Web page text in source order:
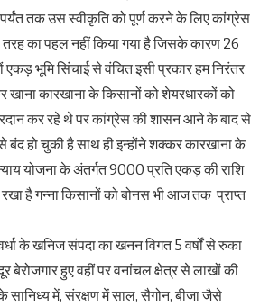
तक उस स्वीकृति को पूर्ण करने के लिए कांग्रेस
तरह का पहल नहीं किया गया है जिसके कारण 26
भूमि सिंचाई से वंचित इसी प्रकार हम निरंतर
खाना कारखाना के किसानों को शेयरधारकों को
कर रहे थे पर कांग्रेस की शासन आने के बाद से
बंद हो चुकी है साथ ही इन्होंने शक्कर कारखाना के
योजना के अंतर्गत 9000 प्रति एकड़ की राशि
है गन्ना किसानों को बोनस भी आज तक प्राप्त
के खनिज संपदा का खनन विगत 5 वर्षों से रुका
हुए वहीं पर वनांचल क्षेत्र से लाखों की
सानिध्य में, संरक्षण में साल, सैगोन, बीजा जैसे